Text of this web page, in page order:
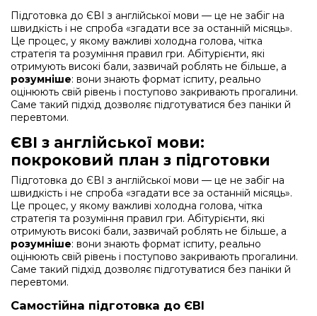
Підготовка до ЄВІ з англійської мови — це не забіг на
швидкість і не спроба «згадати все за останній місяць».
Це процес, у якому важливі холодна голова, чітка
стратегія та розуміння правил гри. Абітурієнти, які
отримують високі бали, зазвичай роблять не більше, а
розумніше: вони знають формат іспиту, реально
оцінюють свій рівень і поступово закривають прогалини.
Саме такий підхід дозволяє підготуватися без паніки й
перевтоми.
ЄВІ з англійської мови:
покроковий план з підготовки
Підготовка до ЄВІ з англійської мови — це не забіг на
швидкість і не спроба «згадати все за останній місяць».
Це процес, у якому важливі холодна голова, чітка
стратегія та розуміння правил гри. Абітурієнти, які
отримують високі бали, зазвичай роблять не більше, а
розумніше: вони знають формат іспиту, реально
оцінюють свій рівень і поступово закривають прогалини.
Саме такий підхід дозволяє підготуватися без паніки й
перевтоми.
Самостійна підготовка до ЄВІ